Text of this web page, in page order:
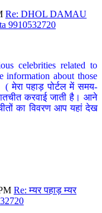
Re: DHOL DAMAU
9910532720
celebrities related to
information about those
मेरा पहाड़ पोर्टल में समय-
करवाई जाती है। आने
का विवरण आप यहां देख
Re: म्यर पहाड़ म्यर